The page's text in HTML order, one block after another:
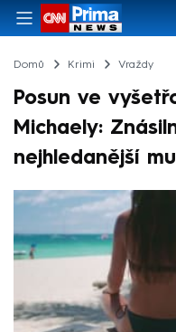
Domů Krimi Vraždy
Posun ve
Michaely:
nejhledanější